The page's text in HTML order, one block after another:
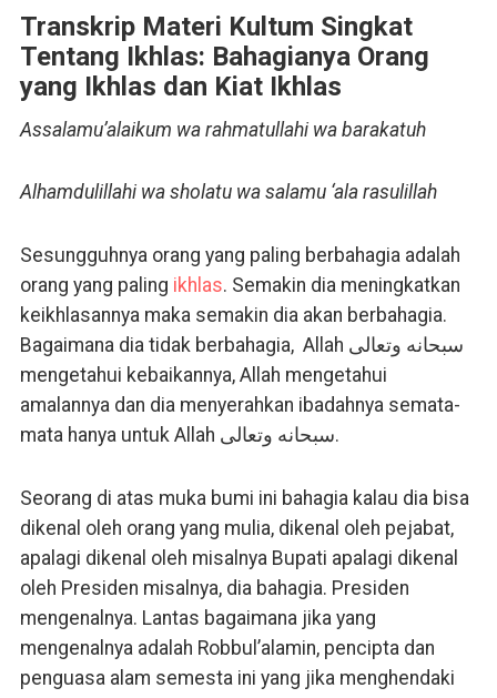
Transkrip Materi Kultum Singkat
Tentang Ikhlas: Bahagianya Orang
yang Ikhlas dan Kiat Ikhlas
Assalamu’alaikum wa rahmatullahi wa barakatuh
Alhamdulillahi wa sholatu wa salamu ‘ala rasulillah
Sesungguhnya orang yang paling berbahagia adalah
orang yang paling ikhlas. Semakin dia meningkatkan
keikhlasannya maka semakin dia akan berbahagia.
Bagaimana dia tidak berbahagia, Allah سبحانه وتعالى
mengetahui kebaikannya, Allah mengetahui
amalannya dan dia menyerahkan ibadahnya semata-
mata hanya untuk Allah سبحانه وتعالى.
Seorang di atas muka bumi ini bahagia kalau dia bisa
dikenal oleh orang yang mulia, dikenal oleh pejabat,
apalagi dikenal oleh misalnya Bupati apalagi dikenal
oleh Presiden misalnya, dia bahagia. Presiden
mengenalnya. Lantas bagaimana jika yang
mengenalnya adalah Robbul’alamin, pencipta dan
penguasa alam semesta ini yang jika menghendaki